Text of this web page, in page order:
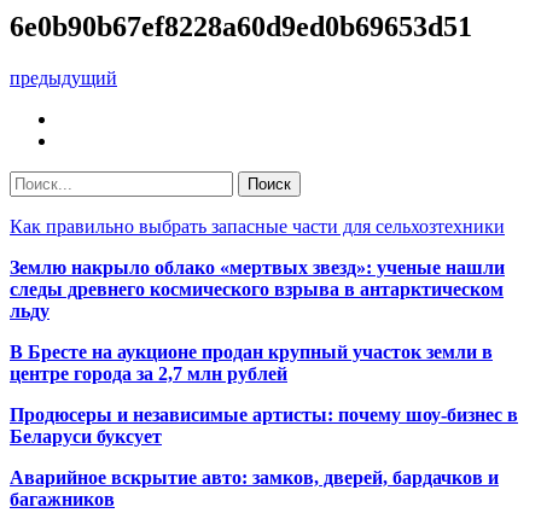
6e0b90b67ef8228a60d9ed0b69653d51
предыдущий
Как правильно выбрать запасные части для сельхозтехники
Землю накрыло облако «мертвых звезд»: ученые нашли
следы древнего космического взрыва в антарктическом
льду
В Бресте на аукционе продан крупный участок земли в
центре города за 2,7 млн рублей
Продюсеры и независимые артисты: почему шоу-бизнес в
Беларуси буксует
Аварийное вскрытие авто: замков, дверей, бардачков и
багажников